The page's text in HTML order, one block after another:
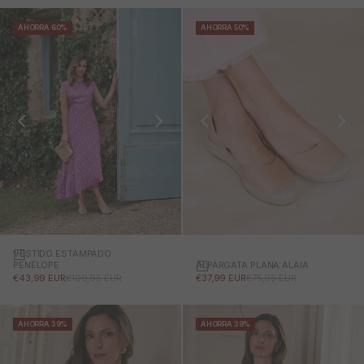
AHORRA 60%
VESTIDO ESTAMPADO
PENÉLOPE
PRECIO DE OFERTA
€43,99 EURPRECIO NORMAL
€109,95 EUR
AHORRA 50%
ALPARGATA PLANA ALAIA
PRECIO DE OFERTA
€37,99 EURPRECIO NORMAL
€75,95 EUR
AHORRA 39% AHORRA 39%